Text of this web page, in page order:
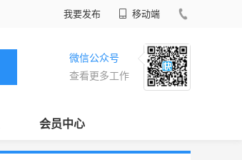
我要发布 移动端
微信公众号
查看更多工作
会员中心